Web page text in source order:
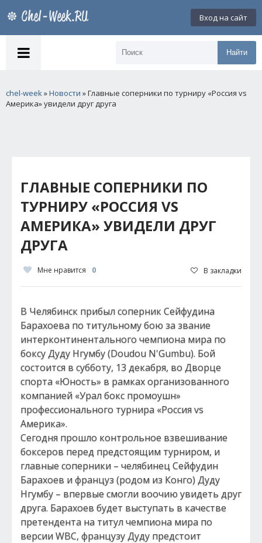
Вход на сайт
Найти
chel-week»Новости » Главные соперники по турниру «Россия vs
Америка» увидели друг друга
ГЛАВНЫЕ СОПЕРНИКИ ПО
ТУРНИРУ «РОССИЯ VS
АМЕРИКА» УВИДЕЛИ ДРУГ
ДРУГА
Мне нравится 0 В закладки
В Челябинск прибыл соперник Сейфудина
Барахоева по титульному бою за звание
интерконтинентального чемпиона мира по
боксу Дуду Нгумбу (Doudou N'Gumbu). Бой
состоится в субботу, 13 декабря, во Дворце
спорта «Юность» в рамках организованного
компанией «Урал бокс промоушн»
профессионального турнира «Россия vs
Америка».
Сегодня прошло контрольное взвешивание
боксеров перед предстоящим турниром, и
главные соперники – челябинец Сейфудин
Барахоев и француз (родом из Конго) Дуду
Нгумбу – впервые смогли воочию увидеть друг
друга. Барахоев будет выступать в качестве
претендента на титул чемпиона мира по
версии WBC, французу Дуду предстоит